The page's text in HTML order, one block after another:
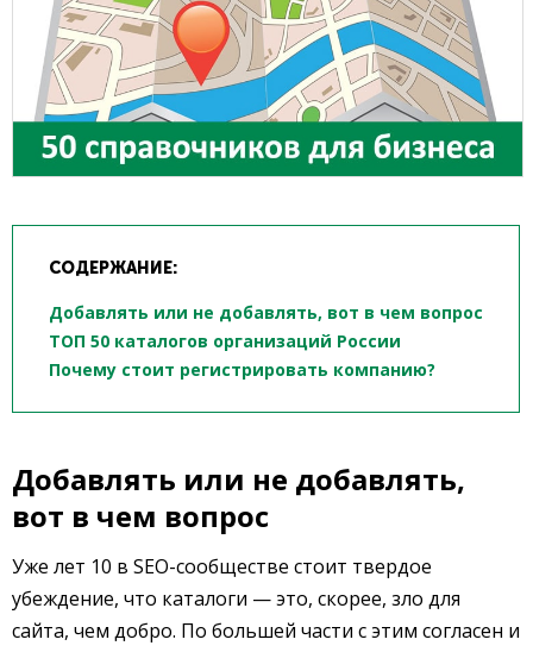
СОДЕРЖАНИЕ:
Добавлять или не добавлять, вот в чем вопрос
ТОП 50 каталогов организаций России
Почему стоит регистрировать компанию?
Добавлять или не добавлять,
вот в чем вопрос
Уже лет 10 в SEO-сообществе стоит твердое
убеждение, что каталоги — это, скорее, зло для
сайта, чем добро. По большей части с этим согласен и